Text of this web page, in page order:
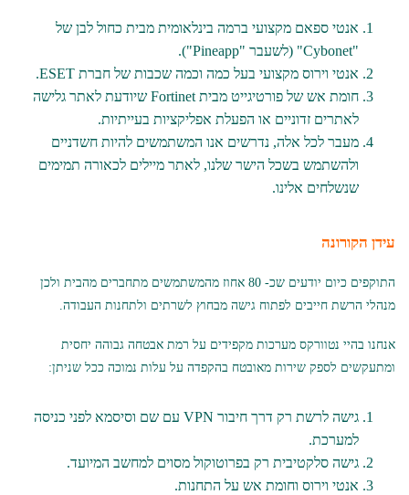
אנטי ספאם מקצועי ברמה בינלאומית מבית כחול לבן של
"Cybonet" (לשעבר "Pineapp").
אנטי וירוס מקצועי בעל כמה וכמה שכבות של חברת ESET.
חומת אש של פורטיגייט מבית Fortinet שיודעת לאתר גלישה
לאתרים זדוניים או הפעלת אפליקציות בעייתיות.
מעבר לכל אלה, נדרשים אנו המשתמשים להיות חשדניים
ולהשתמש בשכל הישר שלנו, לאתר מיילים לכאורה תמימים
שנשלחים אלינו.
עידן הקורונה
התוקפים כיום יודעים שכ- 80 אחוז מהמשתמשים מתחברים מהבית ולכן
מנהלי הרשת חייבים לפתוח גישה מבחוץ לשרתים ולתחנות העבודה.
אנחנו בהיי נטוורקס מערכות מקפידים על רמת אבטחה גבוהה יחסית
ומתעקשים לספק שירות מאובטח בהקפדה על עלות נמוכה ככל שניתן:
גישה לרשת רק דרך חיבור VPN עם שם וסיסמא לפני כניסה
למערכת.
גישה סלקטיבית רק בפרוטוקול מסוים למחשב המיועד.
אנטי וירוס וחומת אש על התחנות.